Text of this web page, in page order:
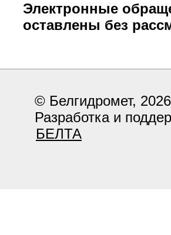
Электронные
оставлены без
© Белгидромет, 2026
Разработка и
БЕЛТА